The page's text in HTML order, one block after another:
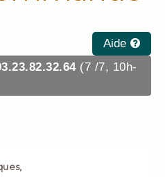
Aide
(7 /7, 10h-